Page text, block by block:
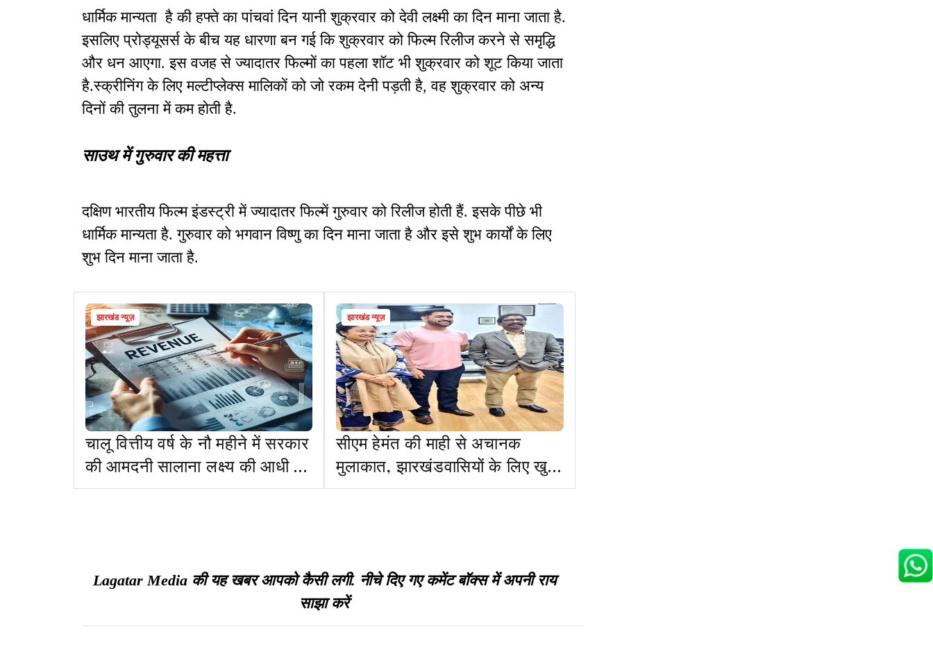
धार्मिक मान्यता है की हफ्ते का पांचवां दिन यानी शुक्रवार को देवी लक्ष्मी का दिन माना जाता है.
इसलिए प्रोड्यूसर्स के बीच यह धारणा बन गई कि शुक्रवार को फिल्म रिलीज करने से समृद्धि
और धन आएगा. इस वजह से ज्यादातर फिल्मों का पहला शॉट भी शुक्रवार को शूट किया जाता
है.स्क्रीनिंग के लिए मल्टीप्लेक्स मालिकों को जो रकम देनी पड़ती है, वह शुक्रवार को अन्य
दिनों की तुलना में कम होती है.
साउथ में गुरुवार की महत्ता
दक्षिण भारतीय फिल्म इंडस्ट्री में ज्यादातर फिल्में गुरुवार को रिलीज होती हैं. इसके पीछे भी
धार्मिक मान्यता है. गुरुवार को भगवान विष्णु का दिन माना जाता है और इसे शुभ कार्यों के लिए
शुभ दिन माना जाता है.
झारखंड न्यूज़
चालू वित्तीय वर्ष के नौ महीने में सरकार
की आमदनी सालाना लक्ष्य की आधी भी
नहीं
झारखंड न्यूज़
सीएम हेमंत की माही से अचानक
मुलाकात, झारखंडवासियों के लिए खुशी
का पल
Lagatar Media की यह खबर आपको कैसी लगी. नीचे दिए गए कमेंट बॉक्स में अपनी राय
साझा करें